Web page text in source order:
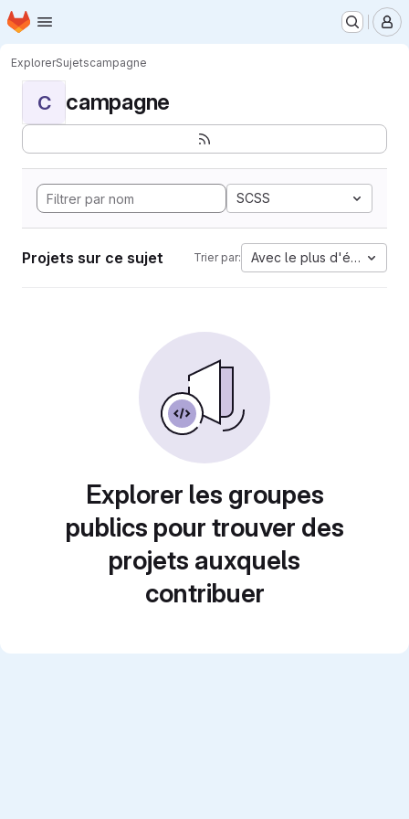
Passer au contenu principal
Page d'accueil
ExplorerSujetscampagne
C campagne
SCSS
Projets sur ce sujet Trier par: Avec le plus d'étoiles
Explorer les groupes
publics pour trouver des
projets auxquels
contribuer